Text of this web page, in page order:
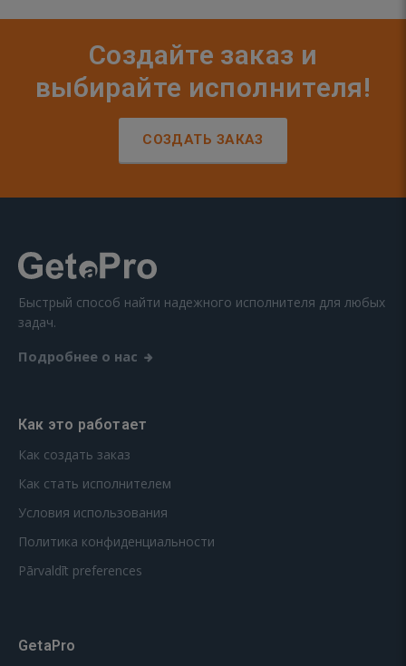
Создайте заказ и
выбирайте исполнителя!
СОЗДАТЬ ЗАКАЗ
Быстрый способ найти надежного исполнителя для любых
задач.
Подробнее о нас
Как это работает
Как создать заказ
Как стать исполнителем
Условия использования
Политика конфиденциальности
Pārvaldīt preferences
GetaPro